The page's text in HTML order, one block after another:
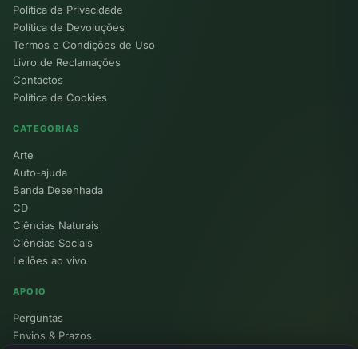
Política de Privacidade
Política de Devoluções
Termos e Condições de Uso
Livro de Reclamações
Contactos
Política de Cookies
CATEGORIAS
Arte
Auto-ajuda
Banda Desenhada
CD
Ciências Naturais
Ciências Sociais
Leilões ao vivo
APOIO
Perguntas
Envios & Prazos